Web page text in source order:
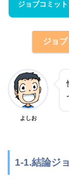
ジョブコミッ
ジョ
よしお
1-1.結論ジ